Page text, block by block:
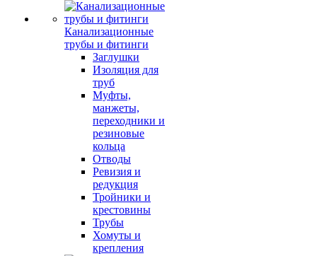
Канализационные
трубы и фитинги
Заглушки
Изоляция для
труб
Муфты,
манжеты,
переходники и
резиновые
кольца
Отводы
Ревизия и
редукция
Тройники и
крестовины
Трубы
Хомуты и
крепления